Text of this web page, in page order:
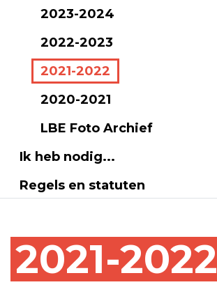
2023-2024
2022-2023
2021-2022
2020-2021
LBE Foto Archief
Ik heb nodig...
Regels en statuten
2021-2022